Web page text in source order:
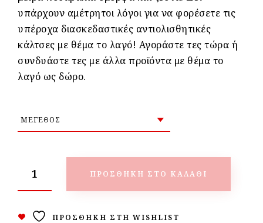
υπάρχουν αμέτρητοι λόγοι για να φορέσετε τις
υπέροχα διασκεδαστικές αντιολισθητικές
κάλτσες με θέμα το λαγό! Αγοράστε τες τώρα ή
συνδυάστε τες με άλλα προϊόντα με θέμα το
λαγό ως δώρο.
ΠΡΟΣΘΉΚΗ ΣΤΟ ΚΑΛΆΘΙ
ΠΡΟΣΘΉΚΗ ΣΤΗ WISHLIST